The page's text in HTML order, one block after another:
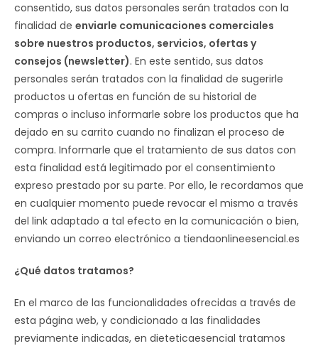
consentido, sus datos personales serán tratados con la
finalidad de enviarle comunicaciones comerciales
sobre nuestros productos, servicios, ofertas y
consejos (newsletter). En este sentido, sus datos
personales serán tratados con la finalidad de sugerirle
productos u ofertas en función de su historial de
compras o incluso informarle sobre los productos que ha
dejado en su carrito cuando no finalizan el proceso de
compra. Informarle que el tratamiento de sus datos con
esta finalidad está legitimado por el consentimiento
expreso prestado por su parte. Por ello, le recordamos que
en cualquier momento puede revocar el mismo a través
del link adaptado a tal efecto en la comunicación o bien,
enviando un correo electrónico a tiendaonlineesencial.es
¿Qué datos tratamos?
En el marco de las funcionalidades ofrecidas a través de
esta página web, y condicionado a las finalidades
previamente indicadas, en dieteticaesencial tratamos